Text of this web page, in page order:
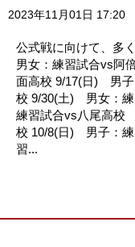
2023年11月01日 17:20
公式戦に向けて、多
男女：練習試合vs阿
面高校 9/17(日) 男子
校 9/30(土) 男女：
練習試合vs八尾
校 10/8(日) 男子：
習...